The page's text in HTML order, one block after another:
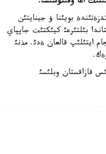
بويئنا ؤ جينايتئن
بئلتئرعئ كيئكتئث جاپپاي
ايتئلئپ قالعان ةدئ. مذنئ
قازاقستان وبلئسئ